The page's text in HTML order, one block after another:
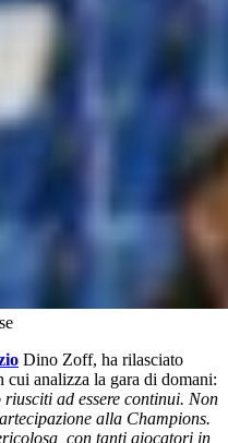
Dino Zoff, ha rilasciato
cui analizza la gara di domani:
ad essere continui. Non
alla Champions.
con tanti giocatori in